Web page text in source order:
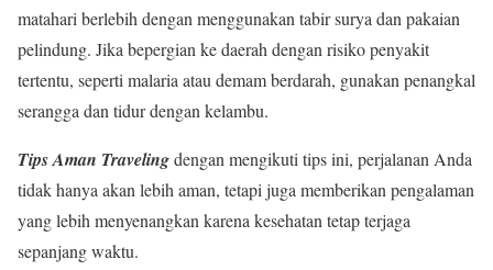
matahari berlebih dengan menggunakan tabir surya dan pakaian
pelindung. Jika bepergian ke daerah dengan risiko penyakit
tertentu, seperti malaria atau demam berdarah, gunakan penangkal
serangga dan tidur dengan kelambu.
Tips Aman Travelingdengan mengikuti tips ini, perjalanan Anda
tidak hanya akan lebih aman, tetapi juga memberikan pengalaman
yang lebih menyenangkan karena kesehatan tetap terjaga
sepanjang waktu.